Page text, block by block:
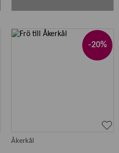
-20%
Åkerkål